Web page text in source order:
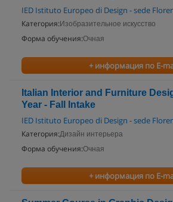
IED Istituto Europeo di Design - sede
Категория: Изобразительное искусство
Форма обучения:Очная
+ информация по E-
Italian Interior and Furniture
Year - Fall Intake
IED Istituto Europeo di Design - sede
Категория:Дизайн интерьера
Форма обучения:Очная
+ информация по E-